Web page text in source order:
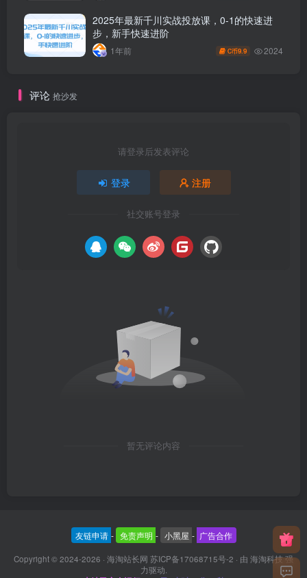
2025年最新千川实战投放课，0-1的快速进
步，新手快速进阶
1年前 C币9.9 2024
评论 抢沙发
请登录后发表评论
登录 注册
社交账号登录
暂无评论内容
友链申请 - 免责声明 - 小黑屋 - 广告合作
Copyright © 2024-2026 · 海淘站长网 苏ICP备17068715号-2 · 由 海淘科技强
力驱动.